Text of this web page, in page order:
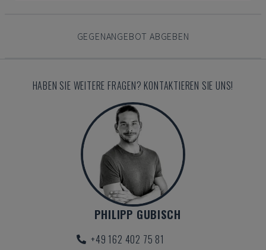
GEGENANGEBOT ABGEBEN
HABEN SIE WEITERE FRAGEN? KONTAKTIEREN SIE UNS!
PHILIPP GUBISCH
+49 162 402 75 81